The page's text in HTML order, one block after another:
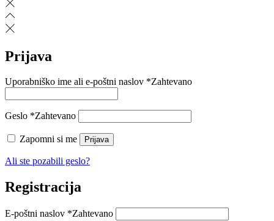
Prijava
Uporabniško ime ali e-poštni naslov *Zahtevano
Geslo *Zahtevano
Zapomni si me Prijava
Ali ste pozabili geslo?
Registracija
E-poštni naslov *Zahtevano